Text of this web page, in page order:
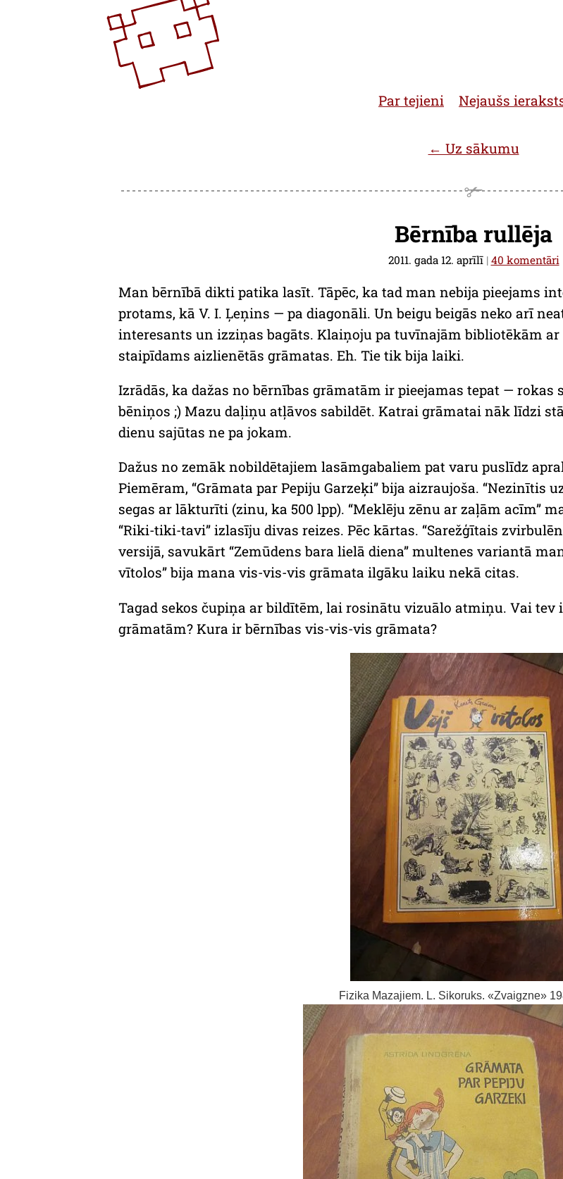
Par tejieni Nejaušs
← Uz sākumu
Bērnība rullēja
2011. gada 12. aprīlī | 40 komentāri
Man bērnībā dikti patika lasīt. Tāpēc, ka tad man nebija pieejams
protams, kā V. I. Ļeņins — pa diagonāli. Un beigu beigās neko arī
interesants un izziņas bagāts. Klaiņoju pa tuvīnajām bibliotēkām
staipīdams aizlienētās grāmatas. Eh. Tie tik bija laiki.
Izrādās, ka dažas no bērnības grāmatām ir pieejamas tepat — rokas
bēniņos ;) Mazu daļiņu atļāvos sabildēt. Katrai grāmatai nāk līdzi
dienu sajūtas ne pa jokam.
Dažus no zemāk nobildētajiem lasāmgabaliem pat varu puslīdz
Piemēram, “Grāmata par Pepiju Garzeķi” bija aizraujoša. “Nezinītis
segas ar lākturīti (zinu, ka 500 lpp). “Meklēju zēnu ar zaļām acīm”
“Riki-tiki-tavi” izlasīju divas reizes. Pēc kārtas. “Sarežģītais
versijā, savukārt “Zemūdens bara lielā diena” multenes variantā
vītolos” bija mana vis-vis-vis grāmata ilgāku laiku nekā citas.
Tagad sekos čupiņa ar bildītēm, lai rosinātu vizuālo atmiņu. Vai tev
grāmatām? Kura ir bērnības vis-vis-vis grāmata?
Fizika Mazajiem. L. Sikoruks. «Zvaigzne»